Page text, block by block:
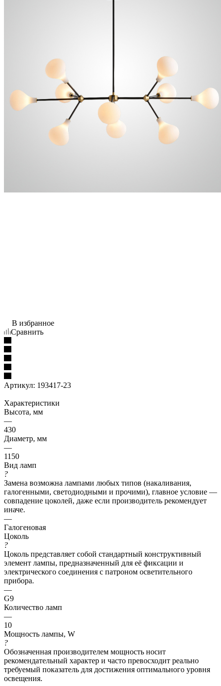
В избранное
Сравнить
Артикул: 193417-23
Характеристики
Высота, мм
—
430
Диаметр, мм
—
1150
Вид ламп
?
Замена возможна лампами любых типов (накаливания,
галогенными, светодиодными и прочими), главное условие —
совпадение цоколей, даже если производитель рекомендует
иначе.
—
Галогеновая
Цоколь
?
Цоколь представляет собой стандартный конструктивный
элемент лампы, предназначенный для её фиксации и
электрического соединения с патроном осветительного
прибора.
—
G9
Количество ламп
—
10
Мощность лампы, W
?
Обозначенная производителем мощность носит
рекомендательный характер и часто превосходит реально
требуемый показатель для достижения оптимального уровня
освещения.